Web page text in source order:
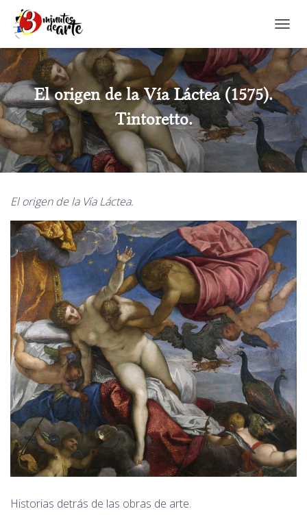
El origen de la Vía Láctea (1575).
Tintoretto.
El origen de la Vía Láctea.
Historias detrás de las obras de arte.